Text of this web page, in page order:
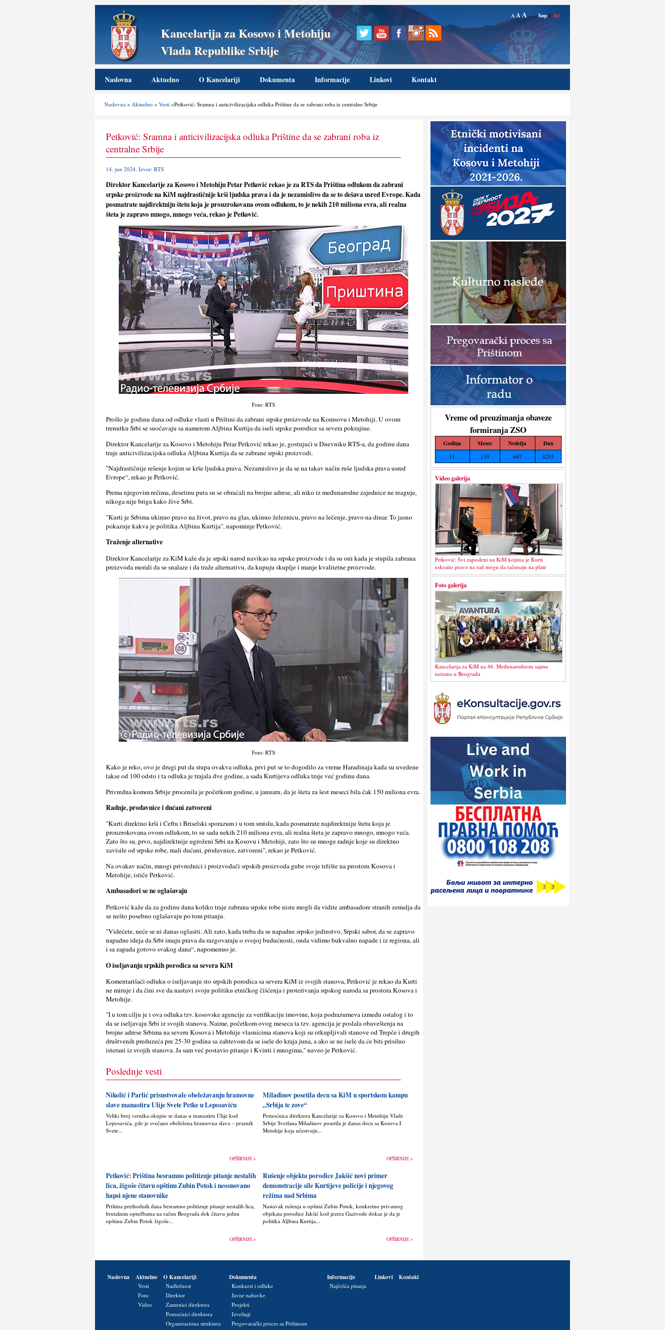
Kancelarija za Kosovo i Metohiju
Vlada Republike Srbije
A AA ћир | lat
Naslovna Aktuelno O Kancelariji Dokumenta Informacije Linkovi Kontakt
Naslovna »Aktuelno »Vesti »Petković: Sramna i anticivilizacijska odluka Prištine da se zabrani roba iz centralne Srbije
Vreme od preuzimanja obaveze
formiranja ZSO
Godina Mesec Nedelja Dan
11 139 607 4255
Video galerija
Petković: Svi zaposleni na KiM kojima je Kurti
uskratio pravo na rad mogu da računaju na plate
Foto galerija
Kancelarija za KiM na 46. Međunarodnom sajmu
turizma u Beogradu
Petković: Sramna i anticivilizacijska odluka Prištine da se zabrani roba iz
centralne Srbije
14. jun 2024. Izvor: RTS
Direktor Kancelarije za Kosovo i Metohiju Petar Petković rekao je za RTS da Priština odlukom da zabrani
srpske proizvode na KiM najdrastičnije krši lјudska prava i da je nezamislivo da se to dešava usred Evrope. Kada
posmatrate najdirektniju štetu koja je prouzrokovana ovom odlukom, to je nekih 210 miliona evra, ali realna
šteta je zapravo mnogo, mnogo veća, rekao je Petković.
Foto: RTS
Prošlo je godinu dana od odluke vlasti u Prištini da zabrani srpske proizvode na Komsovu i Metohiji. U ovom
trenutku Srbi se suočavaju sa namerom Alјbina Kurtija da iseli srpske porodice sa severa pokrajine.
Direktor Kancelarije za Kosovo i Metohiju Petar Petković rekao je, gostujući u Dnevniku RTS-a, da godinu dana
traje anticivilizacijska odluka Alјbina Kurtija da se zabrane srpski proizvodi.
"Najdrastičnije rešenje kojim se krše lјudska prava. Nezamislivo je da se na takav način ruše lјudska prava usred
Evrope“, rekao je Petković.
Prema njegovim rečima, desetinu puta su se obraćali na brojne adrese, ali niko iz međunarodne zajednice ne reaguje,
nikoga nije briga kako žive Srbi.
"Kurti je Srbima ukinuo pravo na život, pravo na glas, ukinuo železnicu, pravo na lečenje, pravo na dinar. To jasno
pokazuje kakva je politika Alјbina Kurtija", napominje Petković.
Traženje alternative
Direktor Kancelarije za KiM kaže da je srpski narod navikao na srpske proizvode i da su oni kada je stupila zabrana
proizvoda morali da se snalaze i da traže alternativu, da kupuju skuplјe i manje kvalitetne proizvode.
Foto: RTS
Kako je reko, ovo je drugi put da stupa ovakva odluka, prvi put se to dogodilo za vreme Haradinaja kada su uvedene
takse od 100 odsto i ta odluka je trajala dve godine, a sada Kurtijeva odluka traje već godinu dana.
Privredna komora Srbije procenila je početkom godine, u januaru, da je šteta za šest meseci bila čak 150 miliona evra.
Radnje, prodavnice i dućani zatvoreni
"Kurti direktno krši i Ceftu i Briselski sporazum i u tom smislu, kada posmatrate najdirektniju štetu koja je
prouzrokovana ovom odlukom, to su sada nekih 210 miliona evra, ali realna šteta je zapravo mnogo, mnogo veća.
Zato što su, prvo, najdirektnije ugroženi Srbi na Kosovu i Metohiji, zato što su mnoge radnje koje su direktno
zavisile od srpske robe, mali dućani, prodavnice, zatvoreni", rekao je Petković.
Na ovakav način, mnogi privrednici i proizvođači srpskih proizvoda gube svoje tržište na prostoru Kosova i
Metohije, ističe Petković.
Ambasadori se ne oglašavaju
Petković kaže da za godinu dana koliko traje zabrana srpske robe niste mogli da vidite ambasadore stranih zemalјa da
se nešto posebno oglašavaju po tom pitanju.
"Videćete, neće se ni danas oglasiti. Ali zato, kada treba da se napadne srpsko jedinstvo, Srpski sabor, da se zapravo
napadne ideja da Srbi imaju prava da razgovaraju o svojoj budućnosti, onda vidimo bukvalno napade i iz regiona, ali
i sa zapada gotovo svakog dana“, napomenuo je.
O iselјavanju srpskih porodica sa severa KiM
Komentarišaći odluku o iselјavanju sto srpskih porodica sa severa KiM iz svojih stanova, Petković je rekao da Kurti
ne miruje i da čini sve da nastavi svoju politiku etničkog čišćenja i proterivanja srpskog naroda sa prostora Kosova i
Metohije.
"I u tom cilјu je i ova odluka tzv. kosovske agencije za verifikaciju imovine, koja podrazumeva između ostalog i to
da se iselјavaju Srbi iz svojih stanova. Naime, početkom ovog meseca ta tzv. agencija je poslala obaveštenja na
brojne adrese Srbima na severu Kosova i Metohije vlasnicima stanova koji su otkuplјivali stanove od Trepče i drugih
društvenih preduzeća pre 25-30 godina sa zahtevom da se isele do kraja juna, a ako se ne isele da će biti prisilno
isterani iz svojih stanova. Ja sam već postavio pitanje i Kvinti i mnogima," naveo je Petković.
Poslednje vesti
Nikolić i Parlić prisustvovale obeležavanju hramovne
slave manastira Ulije Svete Petke u Leposaviću
Veliki broj vernika okupio se danas u manastiru Ulije kod
Leposavića, gde je svečano obeležena hramovna slava – praznik
Svete...
OPŠIRNIJE >
Miladinov posetila decu sa KiM u sportskom kampu
„Srbija te zove“
Pomoćnica direktora Kancelarije za Kosovo i Metohiju Vlade
Srbije Svetlana Miladinov posetila je danas decu sa Kosova I
Metohije koja učestvuju...
OPŠIRNIJE >
Petković: Priština besramno politizuje pitanje nestalih
lica, žigoše čitavu opštinu Zubin Potok i neosnovano
hapsi njene stanovnike
Priština prethodnih dana besramno politizuje pitanje nestalih lica,
brutalnim optužbama na račun Beograda dok čitavu jednu
opštinu Zubin Potok žigoše...
OPŠIRNIJE >
Rušenje objekta porodice Jakšić novi primer
demonstracije sile Kurtijeve policije i njegovog
režima nad Srbima
Nastavak rušenja u opštini Zubin Potok, konkretno privatnog
objekata porodice Jakšić kod jezera Gazivode dokaz je da je
politika Alјbina Kurtija...
OPŠIRNIJE >
Naslovna Aktuelno
Vesti
Foto
Video
O Kancelariji
Nadležnost
Direktor
Zamenici direktora
Pomoćnici direktora
Organizaciona struktura
Dokumenta
Konkursi i odluke
Javne nabavke
Projekti
Izveštaji
Pregovarački proces sa Prištinom
Informacije
Najčešća pitanja
Linkovi Kontakt